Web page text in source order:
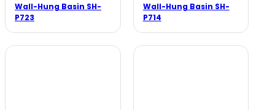
Wall-Hung Basin SH-
P723
Wall-Hung Basin SH-
P714